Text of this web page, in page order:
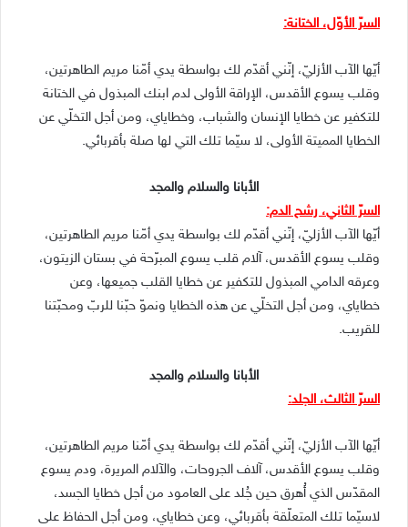
السرّ الأوّل، الختانة:
أيّها الآب الأزليّ، إنّني أقدّم لك بواسطة يدي أمّنا مريم الطاهرتين،
وقلب يسوع الأقدس، الإراقة الأولى لدم ابنك المبذول في الختانة
للتكفير عن خطايا الإنسان والشباب، وخطاياي، ومن أجل التخلّي عن
الخطايا المميتة الأولى، لا سيّما تلك التي لها صلة بأقربائي.
الأبانا والسلام والمجد
السرّ الثاني، رشح الدم:
أيّها الآب الأزليّ، إنّني أقدّم لك بواسطة يدي أمّنا مريم الطاهرتين،
وقلب يسوع الأقدس، آلام قلب يسوع المبرّحة في بستان الزيتون،
وعرقه الدامي المبذول للتكفير عن خطايا القلب جميعها، وعن
خطاياي، ومن أجل التخلّي عن هذه الخطايا ونموّ حبّنا للربّ ومحبّتنا
للقريب.
الأبانا والسلام والمجد
السرّ الثالث، الجلد:
أيّها الآب الأزليّ، إنّني أقدّم لك بواسطة يدي أمّنا مريم الطاهرتين،
وقلب يسوع الأقدس، آلاف الجروحات، والآلام المريرة، ودم يسوع
المقدّس الذي أُهرق حين جُلد على العامود من أجل خطايا الجسد،
لاسيّما تلك المتعلّقة بأقربائي، وعن خطاياي، ومن أجل الحفاظ على